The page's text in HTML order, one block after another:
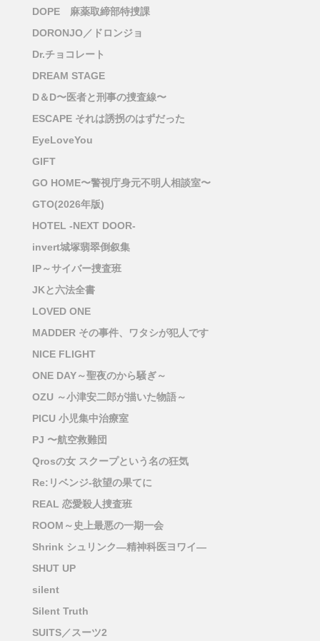
DOPE 麻薬取締部特捜課
DORONJO／ドロンジョ
Dr.チョコレート
DREAM STAGE
D＆D〜医者と刑事の捜査線〜
ESCAPE それは誘拐のはずだった
EyeLoveYou
GIFT
GO HOME〜警視庁身元不明人相談室〜
GTO(2026年版)
HOTEL -NEXT DOOR-
invert城塚翡翠倒叙集
IP～サイバー捜査班
JKと六法全書
LOVED ONE
MADDER その事件、ワタシが犯人です
NICE FLIGHT
ONE DAY～聖夜のから騒ぎ～
OZU ～小津安二郎が描いた物語～
PICU 小児集中治療室
PJ 〜航空救難団
Qrosの女 スクープという名の狂気
Re:リベンジ-欲望の果てに
REAL 恋愛殺人捜査班
ROOM～史上最悪の一期一会
Shrink シュリンク―精神科医ヨワイ―
SHUT UP
silent
Silent Truth
SUITS／スーツ2